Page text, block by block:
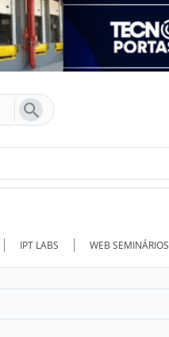
IPT LABS WEB SEMINÁRIOS